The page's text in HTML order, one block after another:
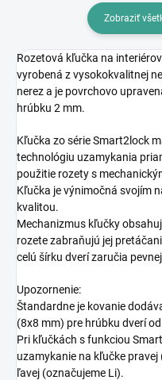
Zobraziť
Rozetová kľučka na
vyrobená z vysokokvalitnej
nerez a je povrchovo
hrúbku 2 mm.
Kľučka zo série Smart2lock
technológiu uzamykania
použitie rozety s
Kľučka je výnimočná svojím
kvalitou.
Mechanizmus kľučky
rozete zabraňujú jej
celú šírku dverí zaručia
Upozornenie:
Štandardne je kovanie
(8x8 mm) pre hrúbku dverí
Pri kľučkách s funkciou
uzamykanie na kľučke
ľavej (označujeme Li).